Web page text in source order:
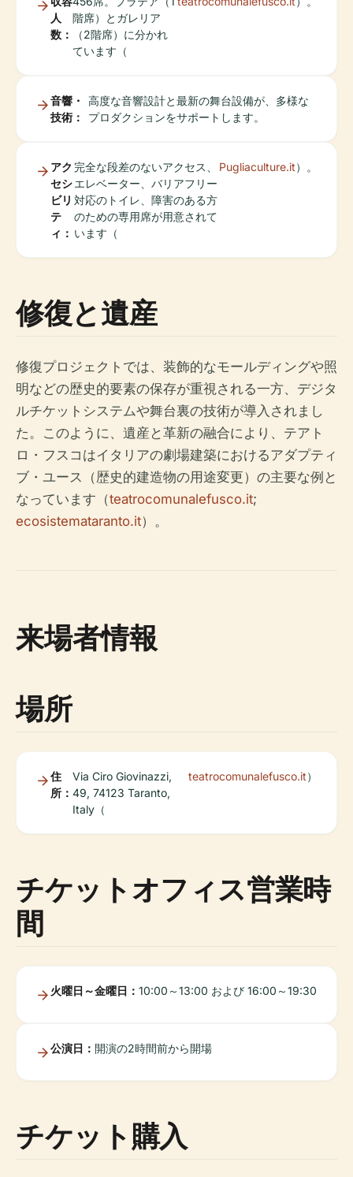
人
数：
階席）とガレリア
（2階席）に分かれ
ています（
音響・
技術：
高度な音響設計と最新の舞台設備が、多様な
プロダクションをサポートします。
アク
セシ
ビリ
テ
ィ：
完全な段差のないアクセス、
エレベーター、バリアフリー
対応のトイレ、障害のある方
のための専用席が用意されて
います（
Pugliaculture.it）。
修復と遺産
修復プロジェクトでは、装飾的なモールディングや照
明などの歴史的要素の保存が重視される一方、デジタ
ルチケットシステムや舞台裏の技術が導入されまし
た。このように、遺産と革新の融合により、テアト
ロ・フスコはイタリアの劇場建築におけるアダプティ
ブ・ユース（歴史的建造物の用途変更）の主要な例と
なっています（teatrocomunalefusco.it;
ecosistemataranto.it）。
来場者情報
場所
住
所：
Via Ciro Giovinazzi,
49, 74123 Taranto,
Italy（
teatrocomunalefusco.it）
チケットオフィス営業時
間
火曜日～金曜日： 10:00～13:00 および 16:00～19:30
公演日： 開演の2時間前から開場
チケット購入